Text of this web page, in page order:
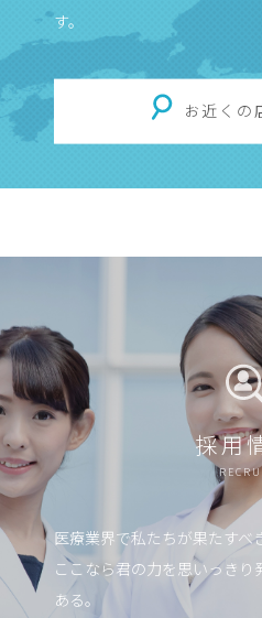
す。
お近くの
採用
医療業界で私たちが果たすべ
ここなら君の力を思いっきり
ある。